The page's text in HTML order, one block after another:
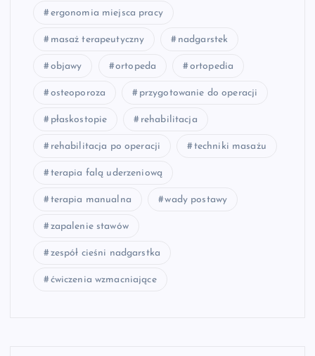
ergonomia miejsca pracy
masaż terapeutyczny nadgarstek
objawy ortopeda ortopedia
osteoporoza przygotowanie do operacji
płaskostopie rehabilitacja
rehabilitacja po operacji techniki masażu
terapia falą uderzeniową
terapia manualna wady postawy
zapalenie stawów
zespół cieśni nadgarstka
ćwiczenia wzmacniające